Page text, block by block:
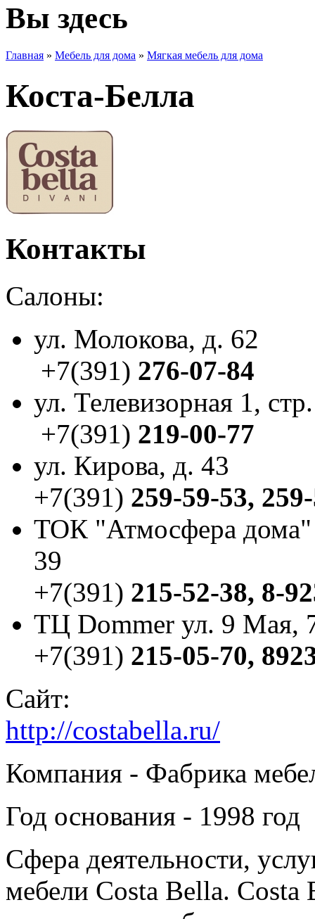
Вы здесь
Главная » Мебель для дома » Мягкая мебель для дома
Коста-Белла
Контакты
Салоны:
ул. Молокова, д. 62
+7(391) 276-07-84
ул. Телевизорная 1,
+7(391) 219-00-77
ул. Кирова, д. 43
+7(391) 259-59-53,
ТОК "Атмосфера дома"
39
+7(391) 215-52-38, 8-
ТЦ Dommer ул. 9 Мая,
+7(391) 215-05-70,
Сайт:
http://costabella.ru/
Компания - Фабрика
Год основания - 1998 год
Сфера деятельности,
мебели Costa Bella. Costa